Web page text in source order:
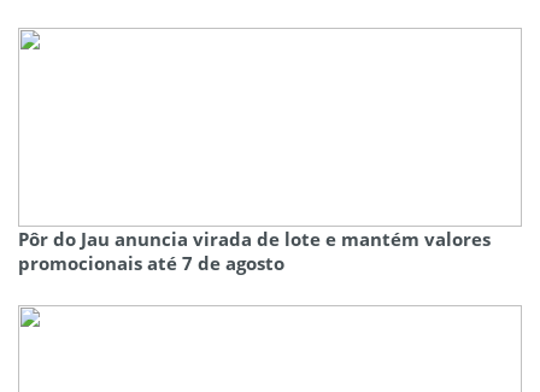
Pôr do Jau anuncia virada de lote e mantém valores
promocionais até 7 de agosto